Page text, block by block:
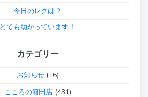
今日のレクは？
とても助かっています！
カテゴリー
お知らせ(16)
こころの箱田店(431)